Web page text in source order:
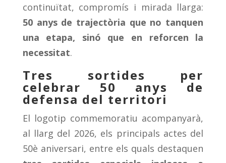
continuïtat, compromís i mirada llarga:
50 anys de trajectòria que no tanquen
una etapa, sinó que en reforcen la
necessitat.
Tres sortides per
celebrar 50 anys de
defensa del territori
El logotip commemoratiu acompanyarà,
al llarg del 2026, els principals actes del
50è aniversari, entre els quals destaquen